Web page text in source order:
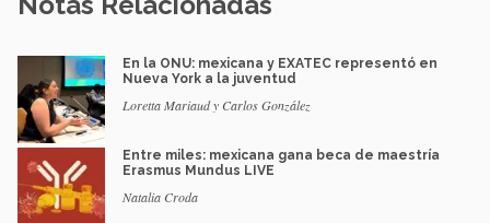
En la ONU: mexicana y EXATEC representó en
Nueva York a la juventud
Loretta Mariaud y Carlos González
Entre miles: mexicana gana beca de maestría
Erasmus Mundus LIVE
Natalia Croda